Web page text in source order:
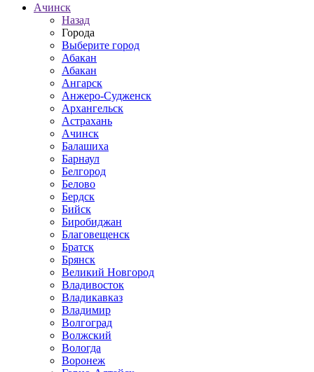
Ачинск
Назад
Города
Выберите город
Абакан
Абакан
Ангарск
Анжеро-Судженск
Архангельск
Астрахань
Ачинск
Балашиха
Барнаул
Белгород
Белово
Бердск
Бийск
Биробиджан
Благовещенск
Братск
Брянск
Великий Новгород
Владивосток
Владикавказ
Владимир
Волгоград
Волжский
Вологда
Воронеж